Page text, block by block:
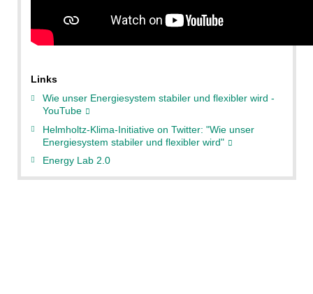
Links
Wie unser Energiesystem stabiler und flexibler wird -
YouTube
Helmholtz-Klima-Initiative on Twitter: "Wie unser
Energiesystem stabiler und flexibler wird"
Energy Lab 2.0